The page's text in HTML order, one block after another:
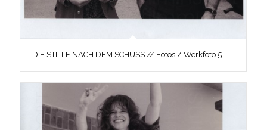
DIE STILLE NACH DEM SCHUSS // Fotos / Werkfoto 5